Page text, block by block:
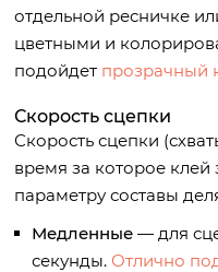
отдельной ресничке
цветными и
подойдет прозрачный
Скорость сцепки
Скорость сцепки
время за которое клей
параметру составы
Медленные — для
секунды. Отлично